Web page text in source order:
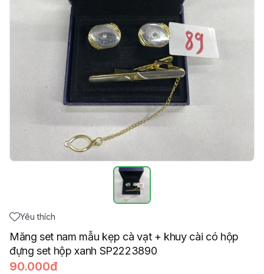
Yêu thích
Măng set nam mẫu kẹp cà vạt + khuy cài có hộp
đựng set hộp xanh SP2223890
90.000đ